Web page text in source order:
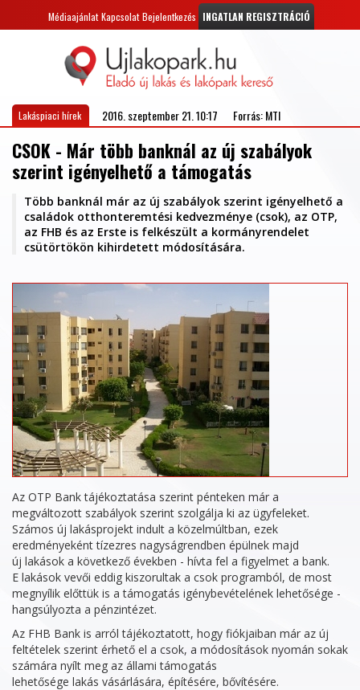
Médiaajánlat Kapcsolat Bejelentkezés INGATLAN REGISZTRÁCIÓ
Lakáspiaci hírek 2016. szeptember 21. 10:17 Forrás: MTI
CSOK - Már több banknál az új szabályok
szerint igényelhető a támogatás
Több banknál már az új szabályok szerint igényelhető a
családok otthonteremtési kedvezménye (csok), az OTP,
az FHB és az Erste is felkészült a kormányrendelet
csütörtökön kihirdetett módosítására.
Az OTP Bank tájékoztatása szerint pénteken már a
megváltozott szabályok szerint szolgálja ki az ügyfeleket.
Számos új lakásprojekt indult a közelmúltban, ezek
eredményeként tízezres nagyságrendben épülnek majd
új lakások a következő években - hívta fel a figyelmet a bank.
E lakások vevői eddig kiszorultak a csok programból, de most
megnyílik előttük is a támogatás igénybevételének lehetősége -
hangsúlyozta a pénzintézet.
Az FHB Bank is arról tájékoztatott, hogy fiókjaiban már az új
feltételek szerint érhető el a csok, a módosítások nyomán sokak
számára nyílt meg az állami támogatás
lehetősége lakás vásárlására, építésére, bővítésére.